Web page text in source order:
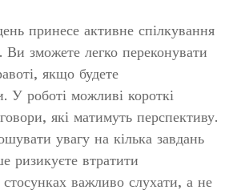
принесе активне спілкування
Ви зможете легко переконувати
якщо будете
У роботі можливі короткі
які матимуть перспективу.
увагу на кілька завдань
ризикуєте втратити
важливо слухати, а не